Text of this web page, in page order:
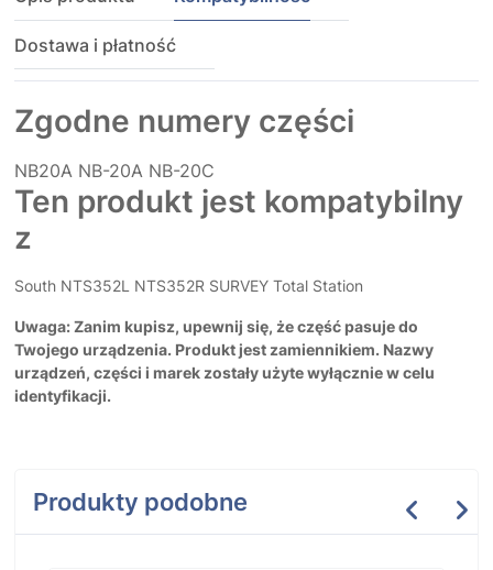
Dostawa i płatność
Zgodne numery części
NB20A NB-20A NB-20C
Ten produkt jest kompatybilny
z
South NTS352L NTS352R SURVEY Total Station
Uwaga: Zanim kupisz, upewnij się, że część pasuje do
Twojego urządzenia. Produkt jest zamiennikiem. Nazwy
urządzeń, części i marek zostały użyte wyłącznie w celu
identyfikacji.
Produkty podobne